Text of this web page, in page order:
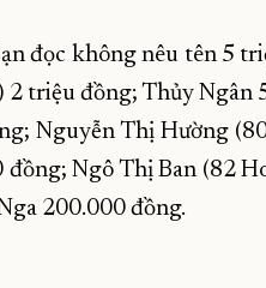
đọc không nêu tên 5
triệu đồng; Thủy Ngân
Nguyễn Thị Hường
Ngô Thị Ban (82
200.000 đồng.